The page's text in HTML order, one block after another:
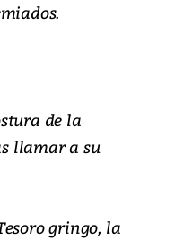
de la
llamar a su
gringo, la